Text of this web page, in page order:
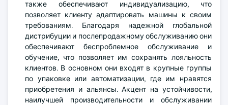
также обеспечивают индивидуализацию, что
позволяет клиенту адаптировать машины к своим
требованиям. Благодаря надежной глобальной
дистрибуции и послепродажному обслуживанию они
обеспечивают беспроблемное обслуживание и
обучение, что позволяет им сохранять лояльность
клиентов. В основном они входят в крупные группы
по упаковке или автоматизации, где им нравятся
приобретения и альянсы. Акцент на устойчивости,
наилучшей производительности и обслуживании